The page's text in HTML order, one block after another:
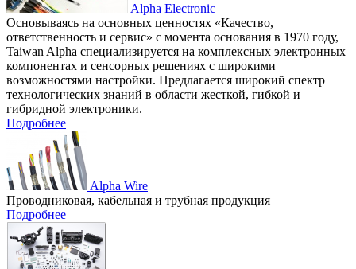
Alpha Electronic
Основываясь на основных ценностях «Качество,
ответственность и сервис» с момента основания в 1970 году,
Taiwan Alpha специализируется на комплексных электронных
компонентах и сенсорных решениях с широкими
возможностями настройки. Предлагается широкий спектр
технологических знаний в области жесткой, гибкой и
гибридной электроники.
Подробнее
Alpha Wire
Проводниковая, кабельная и трубная продукция
Подробнее